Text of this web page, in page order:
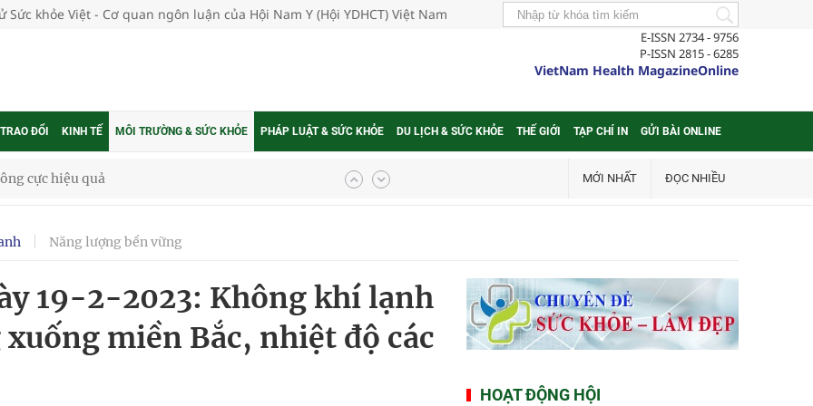
Sức khỏe Việt - Cơ quan ngôn luận của Hội Nam Y (Hội YDHCT) Việt Nam
E-ISSN 2734 - 9756
P-ISSN 2815 - 6285
VietNam Health MagazineOnline
ĐỔI KINH TẾ MÔI TRƯỜNG & SỨC KHỎE PHÁP LUẬT & SỨC KHỎE DU LỊCH & SỨC KHỎE THẾ GIỚI TẠP CHÍ IN GỬI BÀI ONLINE
gia
ung thư
Của Các Loài Nhân Sâm (Panax Spp.): Tổng
MỚI NHẤT ĐỌC NHIỀU
Năng lượng bền vững
19-2-2023: Không khí lạnh
miền Bắc, nhiệt độ các
HOẠT ĐỘNG HỘI